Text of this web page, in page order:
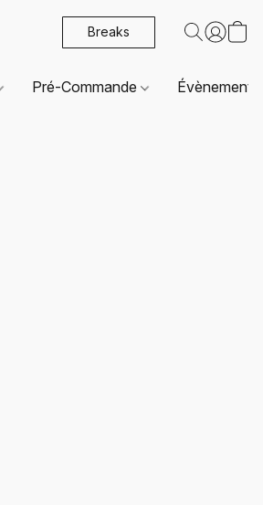
Breaks
Pré-Commande Évènements